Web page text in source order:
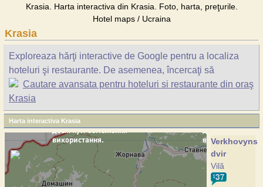
Krasia. Harta interactiva din Krasia. Foto, harta, preţurile.
Hotel maps / Ucraina
Krasia
Exploreaza hărţi interactive de Google pentru a localiza
hoteluri şi restaurante. De asemenea, încercaţi să
Cautare avansata pentru hoteluri si restaurante din oraş
Krasia
Harta interactiva Krasia
dvir
Vilă